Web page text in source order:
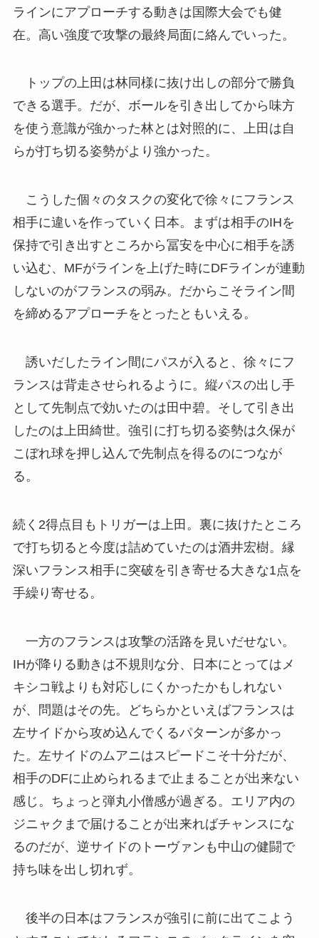
ラインにアプローチする動きは国際大会でも健
在。高い強度で攻撃の最終局面に絡んでいった。
トップの上田は林同様に抜け出しの部分で勝負
できる選手。だが、ボールを引き出してから味方
を使う意識が強かった林とは対照的に、上田は自
らが打ち切る姿勢がより強かった。
こうした個々のタスクの変化で徐々にフランス
相手に違いを作っていく日本。まずは相手のIHを
保持で引き出すところから冨安を中心に相手を誘
い込む、MFがラインを上げた時にDFラインが連動
しないのがフランスの弱み。だからこそライン間
を締めるアプローチをとったともいえる。
誘いだしたライン間にパスが入ると、徐々にフ
ランスは背走させられるように。縦パスの出し手
として先制点で効いたのは田中碧。そして引き出
したのは上田綺世。強引に打ち切る姿勢は久保が
こぼれ球を押し込んで先制点を得るのにつなが
る。
続く2得点目もトリガーは上田。裏に抜けたところ
で打ち切ると今度は詰めていたのは酒井宏樹。縁
深いフランス相手に突破を引き寄せる大きな1点を
手繰り寄せる。
一方のフランスは攻撃の活路を見いだせない。
IHが降りる動きは不規則な分、日本にとってはメ
キシコ戦よりも対応しにくかったかもしれない
が、問題はその先。どちらかといえばフランスは
左サイドから攻め込んでくるパターンが多かっ
た。左サイドのムアニはスピードこそ十分だが、
相手のDFに止められるまで止まることが出来ない
感じ。ちょっと弾丸小僧感が過ぎる。エリア内の
ジニャクまで届けることが出来ればチャンスにな
るのだが、逆サイドのトーヴァンも中山の健闘で
持ち味を出し切れず。
後半の日本はフランスが強引に前に出てこよう